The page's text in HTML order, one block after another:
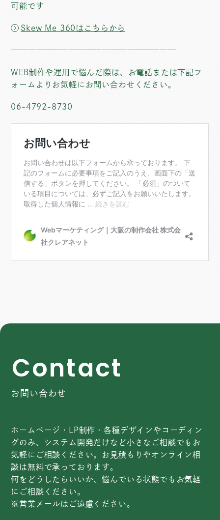
可能です
Skew Me 360はこちらから
————————————————————
WEB制作や運用で悩んだ際は、お電話または下記フ
ォームよりお気軽にお問い合わせください。
06-4792-8730
Contact
お問い合わせ
ホームページ・LP制作・各種デザインやコーディン
グのみ、システム開発だけなど小さなご相談でもお
気軽にご相談ください。お見積もりやオンライン相
談は無料で承っております。
何をどうしたらいいか、悩んでいる状態でもお気軽
にご相談ください。
※営業メールはご遠慮ください。